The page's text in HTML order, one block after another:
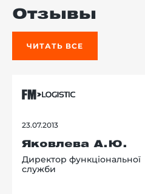
Отзывы
ЧИТАТЬ ВСЕ
23.07.2013
Яковлева А.Ю.
Директор функціональної
служби